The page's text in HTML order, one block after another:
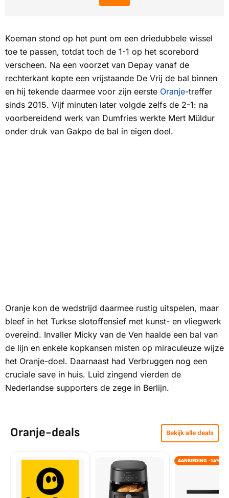
Koeman stond op het punt om een driedubbele wissel
toe te passen, totdat toch de 1-1 op het scorebord
verscheen. Na een voorzet van Depay vanaf de
rechterkant kopte een vrijstaande De Vrij de bal binnen
en hij tekende daarmee voor zijn eerste Oranje-treffer
sinds 2015. Vijf minuten later volgde zelfs de 2-1: na
voorbereidend werk van Dumfries werkte Mert Müldur
onder druk van Gakpo de bal in eigen doel.
Oranje kon de wedstrijd daarmee rustig uitspelen, maar
bleef in het Turkse slotoffensief met kunst- en vliegwerk
overeind. Invaller Micky van de Ven haalde een bal van
de lijn en enkele kopkansen misten op miraculeuze wijze
het Oranje-doel. Daarnaast had Verbruggen nog een
cruciale save in huis. Luid zingend vierden de
Nederlandse supporters de zege in Berlijn.
Oranje-deals Bekijk alle deals
AANBIEDING -14%